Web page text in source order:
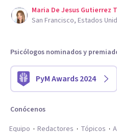
Maria De Jesus Gutierrez
San Francisco, Estados
Psicólogos nominados y
PyM Awards 2024
Conócenos
Equipo
Redactores Tópicos